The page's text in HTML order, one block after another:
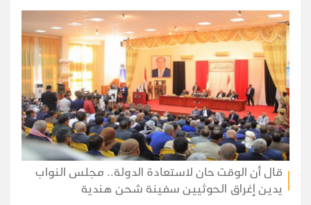
قال أن الوقت حان لاستعادة الدولة.. مجلس النواب
يدين إغراق الحوثيين سفينة شحن هندية